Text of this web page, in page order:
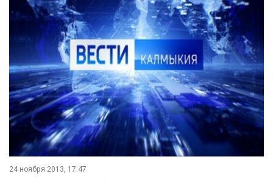
24 ноября 2013, 17:47